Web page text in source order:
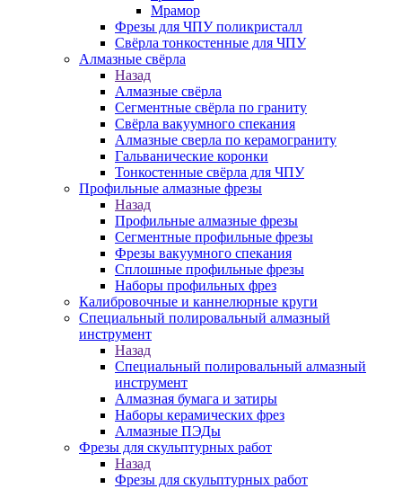
Мрамор
Фрезы для ЧПУ поликристалл
Свёрла тонкостенные для ЧПУ
Алмазные свёрла
Назад
Алмазные свёрла
Сегментные свёрла по граниту
Свёрла вакуумного спекания
Алмазные сверла по керамограниту
Гальванические коронки
Тонкостенные свёрла для ЧПУ
Профильные алмазные фрезы
Назад
Профильные алмазные фрезы
Сегментные профильные фрезы
Фрезы вакуумного спекания
Сплошные профильные фрезы
Наборы профильных фрез
Калибровочные и каннелюрные круги
Специальный полировальный алмазный
инструмент
Назад
Специальный полировальный алмазный
инструмент
Алмазная бумага и затиры
Наборы керамических фрез
Алмазные ПЭДы
Фрезы для скульптурных работ
Назад
Фрезы для скульптурных работ